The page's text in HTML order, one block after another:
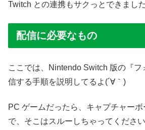
Twitch との連携もサクっとできました
配信に必要なもの
ここでは、Nintendo Switch 版の『
信する手順を説明してるよ(´∀｀)
PC ゲームだったら、キャプチャー
で、そこはスルーしちゃってください